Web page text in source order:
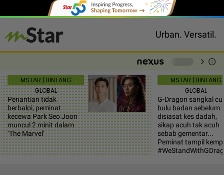
Urban. Versatil.
chevron_right info
MSTAR | BINTANG
GLOBAL
Penantian tidak
berbaloi, peminat
kecewa Park Seo Joon
muncul 2 minit dalam
‘The Marvel’
MSTAR | BINTANG
GLOBAL
G-Dragon sangkal
bulu badan sebelum
disiasat kes dadah,
sikap acuh tak acuh
sebab gementar...
Peminat tampil